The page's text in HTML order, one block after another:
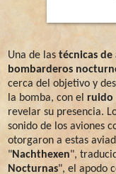
Una de las técnicas de
bombarderos
cerca del objetivo y
la bomba, con el ruido
revelar su presencia.
sonido de los aviones
otorgaron a estas
"Nachthexen",
Nocturnas", el apodo